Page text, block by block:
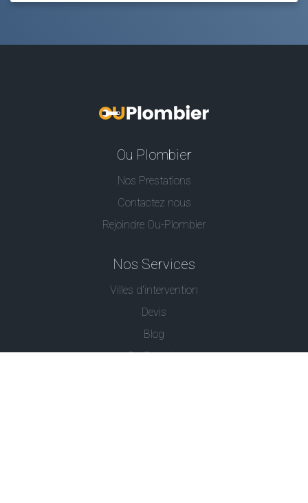
Ou Plombier
Nos Prestations
Contactez nous
Rejoindre Ou-Plombier
Nos Services
Villes d'intervention
Devis
Blog
Ou Serrurier